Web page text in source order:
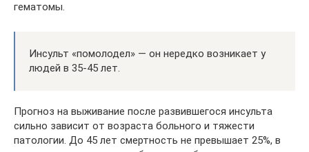
гематомы.
Инсульт «помолодел» — он нередко возникает у
людей в 35-45 лет.
Прогноз на выживание после развившегося инсульта
сильно зависит от возраста больного и тяжести
патологии. До 45 лет смертность не превышает 25%, в